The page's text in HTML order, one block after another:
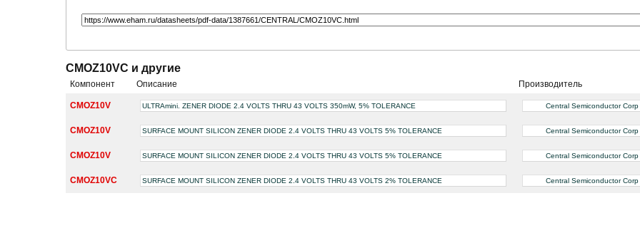
CMOZ10VC и другие
Компонент Описание Производитель
CMOZ10V ULTRAmini. ZENER DIODE 2.4 VOLTS THRU 43 VOLTS 350mW, 5% TOLERANCE Central Semiconductor Corp
CMOZ10V SURFACE MOUNT SILICON ZENER DIODE 2.4 VOLTS THRU 43 VOLTS 5% TOLERANCE Central Semiconductor Corp
CMOZ10V SURFACE MOUNT SILICON ZENER DIODE 2.4 VOLTS THRU 43 VOLTS 5% TOLERANCE Central Semiconductor Corp
CMOZ10VC SURFACE MOUNT SILICON ZENER DIODE 2.4 VOLTS THRU 43 VOLTS 2% TOLERANCE Central Semiconductor Corp